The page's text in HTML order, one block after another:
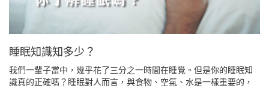
睡眠知識知多少？
我們一輩子當中，幾乎花了三分之一時間在睡覺。但是你的睡眠知
識真的正確嗎？睡眠對人而言，與食物、空氣、水是一樣重要的，